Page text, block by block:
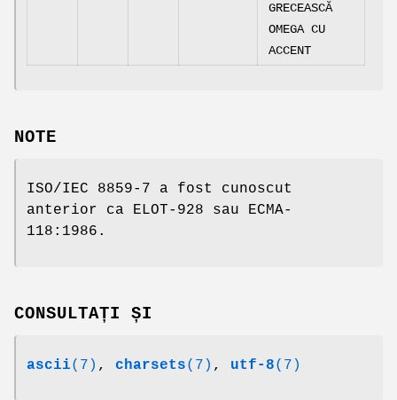
GRECEASCĂ
OMEGA CU
ACCENT
NOTE
ISO/IEC 8859-7 a fost cunoscut
anterior ca ELOT-928 sau ECMA-
118:1986.
CONSULTAȚI ȘI
ascii(7) , charsets(7) , utf-8(7)